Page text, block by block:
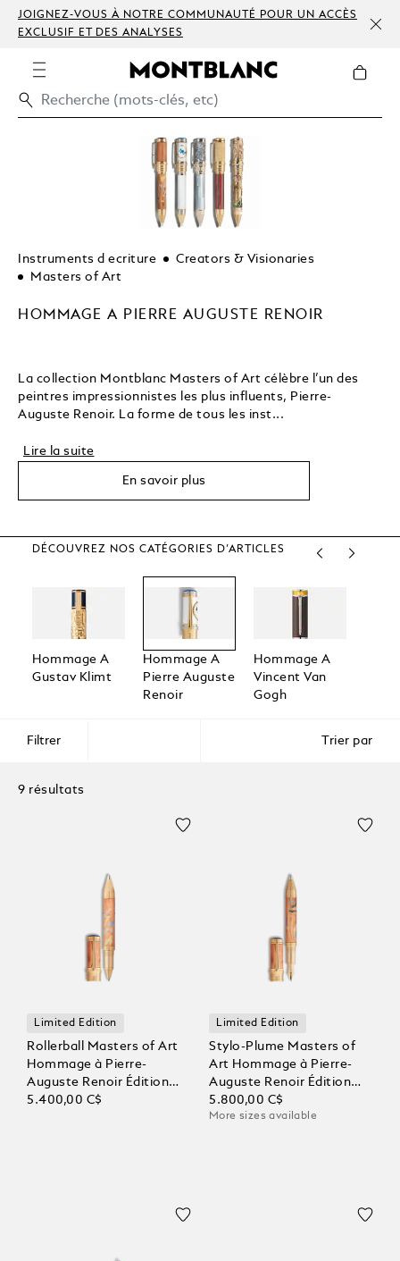
JOIGNEZ-VOUS À NOTRE COMMUNAUTÉ POUR UN ACCÈS
EXCLUSIF ET DES ANALYSES
Instruments d ecriture
Creators & Visionaries
Masters of Art
HOMMAGE A PIERRE AUGUSTE RENOIR
La collection Montblanc Masters of Art célèbre l’un des
peintres impressionnistes les plus influents, Pierre-
Auguste Renoir. La forme de tous les inst...
Lire la suite
En savoir plus
DÉCOUVREZ NOS CATÉGORIES D’ARTICLES
Hommage A
Gustav Klimt
Hommage A
Pierre Auguste
Renoir
Hommage A
Vincent Van
Gogh
Filtrer Trier par
9 résultats
Limited Edition
Rollerball Masters of Art
Hommage à Pierre-
Auguste Renoir Édition
Limitée 4810
5.400,00 C$
Limited Edition
Stylo-Plume Masters of
Art Hommage à Pierre-
Auguste Renoir Édition
Limitée 4810
5.800,00 C$
More sizes available